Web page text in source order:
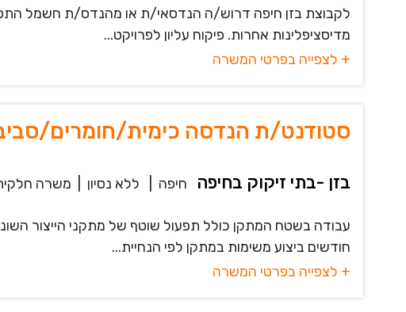
לקבוצת בזן חיפה דרוש/ה הנדסאי/ת או מהנדס/ת חשמל
מדיסציפלינות אחרות. פיקוח עליון לפרויקט...
+ לצפייה בפרטי המשרה
סטודנט/ת הנדסה כימית/חומרים/
בזן -בתי זיקוק בחיפה חיפה ללא נסיון משרה
עבודה בשטח המתקן כולל תפעול שוטף של מתקני הייצור
חודשים ביצוע משימות במתקן לפי הנחיית...
+ לצפייה בפרטי המשרה